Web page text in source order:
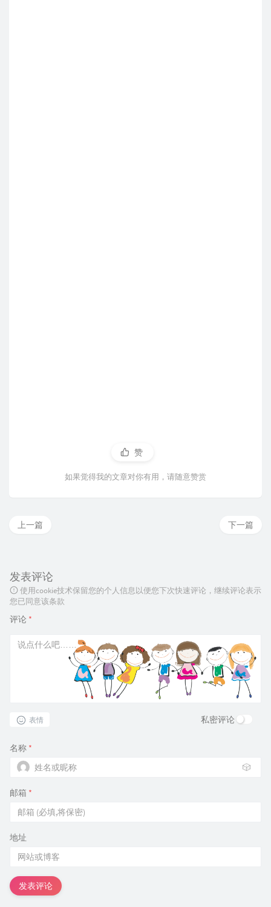
赞
如果觉得我的文章对你有用，请随意赞赏
下一篇
上一篇
发表评论
使用cookie技术保留您的个人信息以便您下次快速评论，继续评论表示
您已同意该条款
评论 *
表情 私密评论
名称 *
🎲
邮箱 *
地址
发表评论